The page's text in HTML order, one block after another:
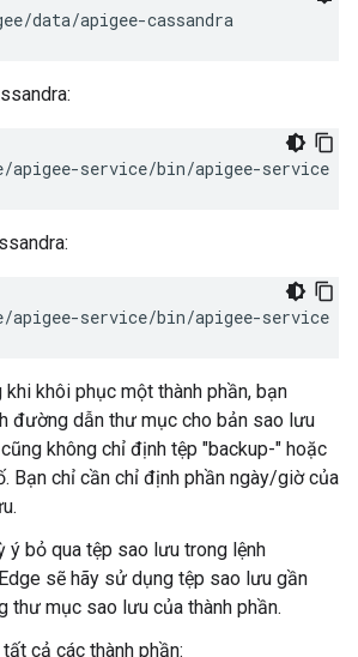
data/apigee-cassandra
apigee-service/bin/apigee-service
apigee-service/bin/apigee-service
khôi phục một thành phần, bạn
đường dẫn thư mục cho bản sao lưu
không chỉ định tệp "backup-" hoặc
Bạn chỉ cần chỉ định phần ngày/giờ của
ý bỏ qua tệp sao lưu trong lệnh
sẽ hãy sử dụng tệp sao lưu gần
thư mục sao lưu của thành phần.
cả các thành phần: